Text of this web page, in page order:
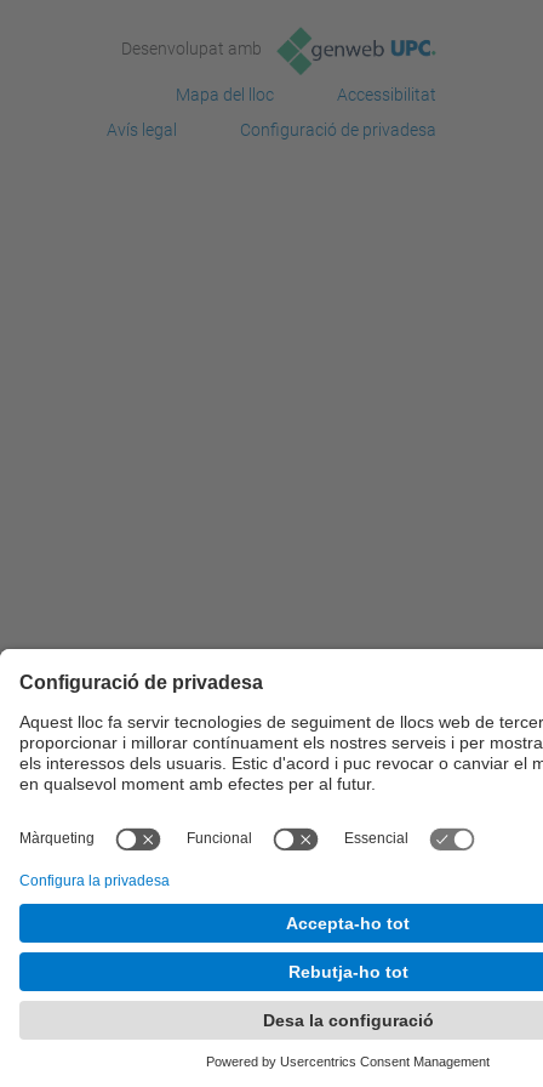
Desenvolupat amb
Mapa del lloc
Accessibilitat
Avís legal
Configuració de privadesa